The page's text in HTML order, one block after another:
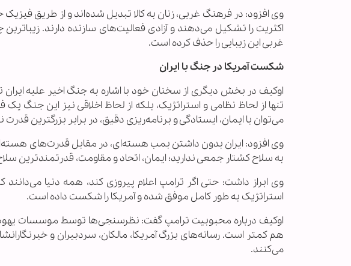
وی افزود: در فرهنگ غربی، زنان به کالا تبدیل شده‌اند و از طریق
اکثریت را تشکیل می‌دهند و آزادی فعالیت‌های سازنده دارند.
غربی این زیبایی را حذف کرده است.
شکست آمریکا در جنگ با ایران
اوکیف در بخش دیگری از سخنان خود با اشاره به جنگ اخیر علیه
تنها از لحاظ نظامی و استراتژیک، بلکه از لحاظ اخلاقی نیز این جنگ یک
می‌توان با ایمان، ایستادگی و برنامه‌ریزی دقیق، در برابر بزرگترین
وی افزود: ایران بدون داشتن بمب هسته‌ای، در مقابل قدرت‌های
به سلاح کشتار جمعی ندارید؛ ایمان، اتحاد و مقاومت، قدرتمندترین
وی ابراز داشت: حتی اگر ترامپ اعلام پیروزی کند، همه دنیا می‌دانند
استراتژیک به طور کامل موفق شده و آمریکا را شکست داده است.
هم کمتر است. رسانه‌های بزرگ آمریکا، مالکان، سردبیران و
می‌کنند.